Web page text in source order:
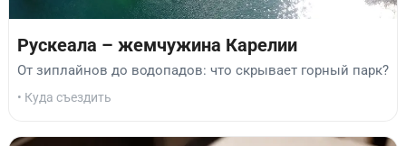
Рускеала – жемчужина Карелии
От зиплайнов до водопадов: что скрывает горный парк?
• Куда съездить